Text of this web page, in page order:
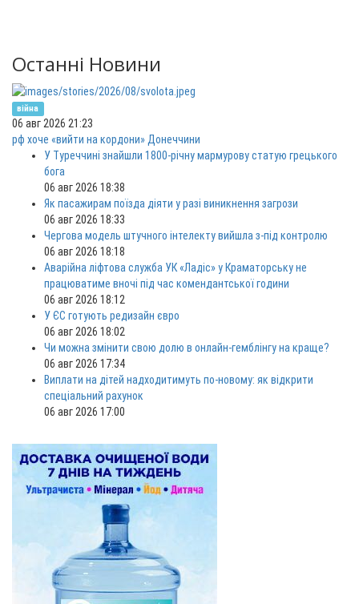
Останні Новини
війна
06 авг 2026 21:23
рф хоче «вийти на кордони» Донеччини
У Туреччині знайшли 1800-річну мармурову статую грецького
бога
06 авг 2026 18:38
Як пасажирам поїзда діяти у разі виникнення загрози
06 авг 2026 18:33
Чергова модель штучного інтелекту вийшла з-під контролю
06 авг 2026 18:18
Аварійна ліфтова служба УК «Ладіс» у Краматорську не
працюватиме вночі під час комендантської години
06 авг 2026 18:12
У ЄС готують редизайн євро
06 авг 2026 18:02
Чи можна змінити свою долю в онлайн-гемблінгу на краще?
06 авг 2026 17:34
Виплати на дітей надходитимуть по-новому: як відкрити
спеціальний рахунок
06 авг 2026 17:00